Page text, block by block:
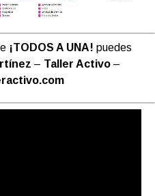
¡TODOS A UNA! puedes
– Taller Activo–